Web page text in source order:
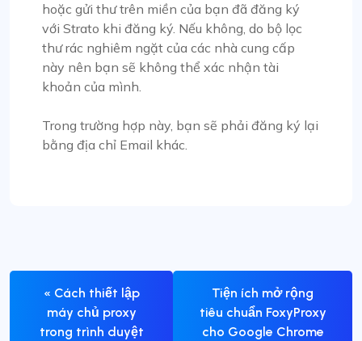
hoặc gửi thư trên miền của bạn đã đăng ký
với Strato khi đăng ký. Nếu không, do bộ lọc
thư rác nghiêm ngặt của các nhà cung cấp
này nên bạn sẽ không thể xác nhận tài
khoản của mình.
Trong trường hợp này, bạn sẽ phải đăng ký lại
bằng địa chỉ Email khác.
« Cách thiết lập
máy chủ proxy
trong trình duyệt
Tiện ích mở rộng
tiêu chuẩn FoxyProxy
cho Google Chrome